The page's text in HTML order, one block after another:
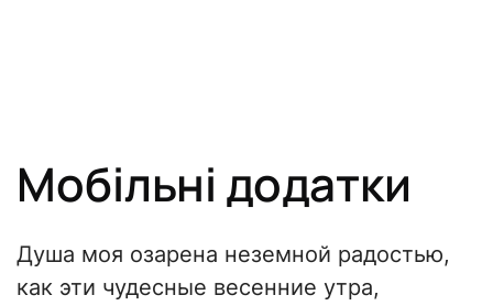
Мобільні додатки
Душа моя озарена неземной радостью,
как эти чудесные весенние утра,